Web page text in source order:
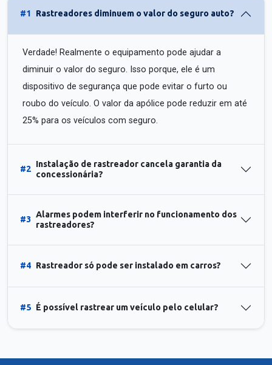
#1 Rastreadores diminuem o valor do seguro auto?
Verdade! Realmente o equipamento pode ajudar a
diminuir o valor do seguro. Isso porque, ele é um
dispositivo de segurança que pode evitar o furto ou
roubo do veículo. O valor da apólice pode reduzir em até
25% para os veículos com seguro.
#2
Instalação de rastreador cancela garantia da
concessionária?
#3
Alarmes podem interferir no funcionamento dos
rastreadores?
#4 Rastreador só pode ser instalado em carros?
#5 É possível rastrear um veículo pelo celular?